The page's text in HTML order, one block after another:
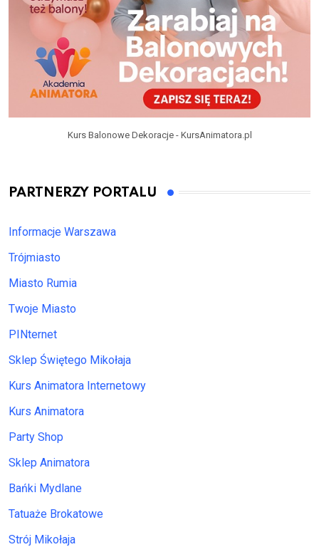
Kurs Balonowe Dekoracje - KursAnimatora.pl
PARTNERZY PORTALU
Informacje Warszawa
Trójmiasto
Miasto Rumia
Twoje Miasto
PINternet
Sklep Świętego Mikołaja
Kurs Animatora Internetowy
Kurs Animatora
Party Shop
Sklep Animatora
Bańki Mydlane
Tatuaże Brokatowe
Strój Mikołaja